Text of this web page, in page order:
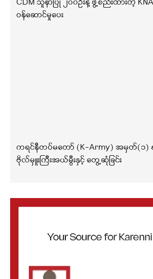
CDM သူနာပြု ၂၀၀ဦးနဲ့ ဖွဲ့စည်းထားတဲ့
ဝန်ဆောင်မှုပေး
ကရင်နီတပ်မတော် (K-Army) အမှတ်(၁)
ဗိုလ်မှူးကြီးအယ်မွီးနှင့် တွေ့ဆုံခြင်း